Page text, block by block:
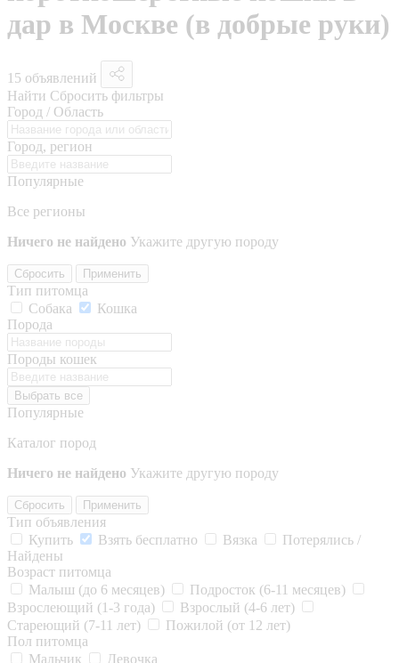
дар в Москве (в добрые руки)
15 объявлений
Найти Сбросить фильтры
Город / Область
Город, регион
Популярные
Все регионы
Ничего не найдено Укажите другую породу
Сбросить Применить
Тип питомца
Собака
Кошка
Порода
Породы кошек
Выбрать все
Популярные
Каталог пород
Ничего не найдено Укажите другую породу
Сбросить Применить
Тип объявления
Купить
Взять бесплатно Вязка
Потерялись /
Найдены
Возраст питомца
Малыш (до 6 месяцев)
Подросток (6-11 месяцев)
Взрослеющий (1-3 года)
Взрослый (4-6 лет)
Стареющий (7-11 лет)
Пожилой (от 12 лет)
Пол питомца
Мальчик
Девочка